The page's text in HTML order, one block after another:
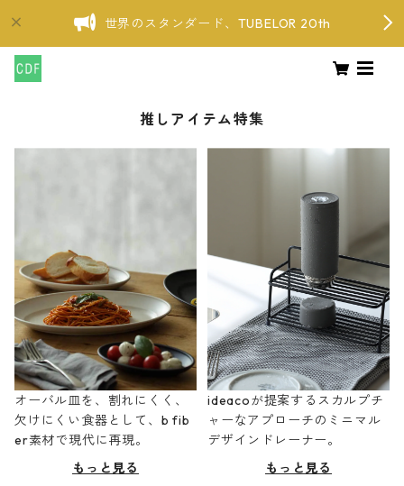
世界のスタンダード、TUBELOR 20th
推しアイテム特集
オーバル皿を、割れにくく、
欠けにくい食器として、b fib
er素材で現代に再現。
もっと見る
ideacoが提案するスカルプチ
ャーなアプローチのミニマル
デザインドレーナー。
もっと見る